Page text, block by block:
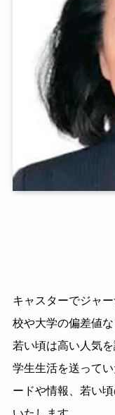
キャスターでジャ
校や大学の偏差値
若い頃は高い人気
学生生活を送って
ードや情報、若い